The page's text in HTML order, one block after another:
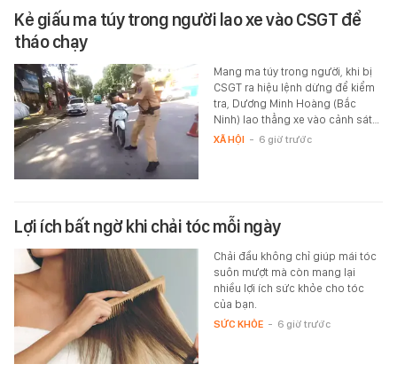
Kẻ giấu ma túy trong người lao xe vào CSGT để
tháo chạy
Mang ma túy trong người, khi bị
CSGT ra hiệu lệnh dừng để kiểm
tra, Dương Minh Hoàng (Bắc
Ninh) lao thẳng xe vào cảnh sát…
XÃ HỘI - 6 giờ trước
Lợi ích bất ngờ khi chải tóc mỗi ngày
Chải đầu không chỉ giúp mái tóc
suôn mượt mà còn mang lại
nhiều lợi ích sức khỏe cho tóc
của bạn.
SỨC KHỎE - 6 giờ trước